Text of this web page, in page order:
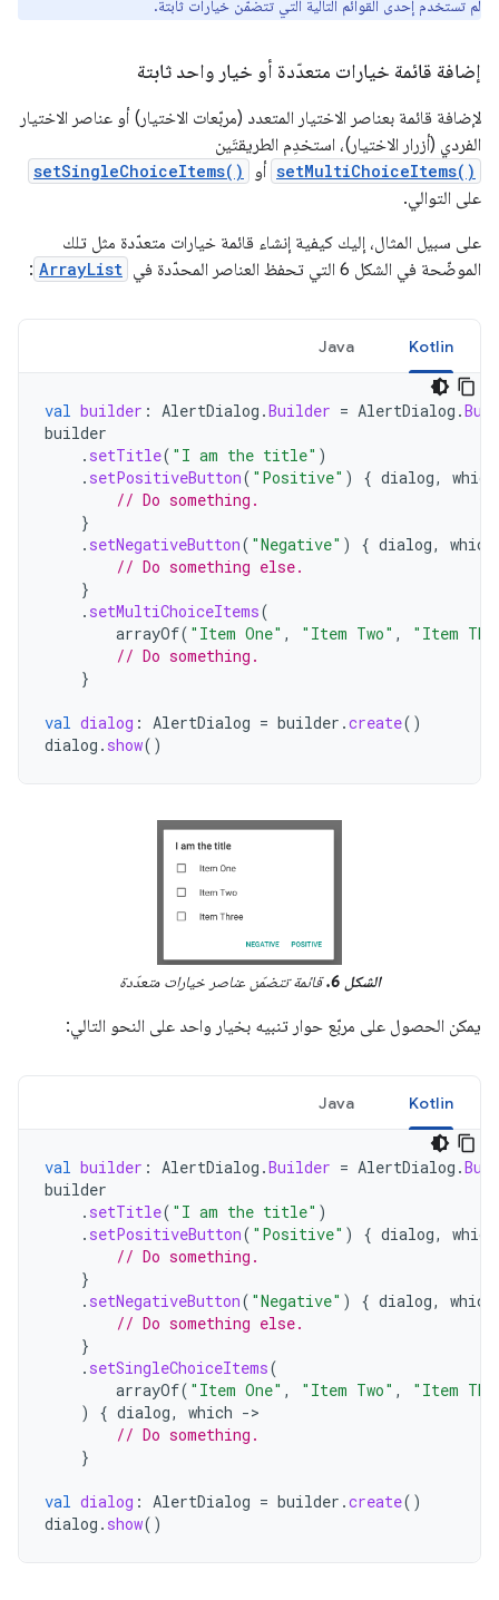
لم تستخدم إحدى القوائم التالية التي تتضمّن خيارات ثابتة.
إضافة قائمة خيارات متعدّدة أو خيار واحد ثابتة
لإضافة قائمة بعناصر الاختيار المتعدد (مربّعات الاختيار) أو عناصر الاختيار
الفردي (أزرار الاختيار)، استخدِم الطريقتَين
setMultiChoiceItems() أو setSingleChoiceItems()
على التوالي.
على سبيل المثال، إليك كيفية إنشاء قائمة خيارات متعدّدة مثل تلك
الموضّحة في الشكل 6 التي تحفظ العناصر المحدّدة في
ArrayList
:
Kotlin
Java
val builder : AlertDialog .Builder = AlertDialog .
builder
. setTitle( "I am the title" )
. setPositiveButton( "Positive" ) { dialog,
which
// Do something.
}
. setNegativeButton( "Negative" ) { dialog,
which
// Do something else.
}
. setMultiChoiceItems(
arrayOf( "Item One" , "Item Two" ,
"Item
// Do something.
}
val dialog : AlertDialog = builder .create()
dialog . show()
الشكل 6. قائمة تتضمّن عناصر خيارات متعدّدة
يمكن الحصول على مربّع حوار تنبيه بخيار واحد على النحو التالي:
Kotlin
Java
val builder : AlertDialog .Builder = AlertDialog .
builder
. setTitle( "I am the title" )
. setPositiveButton( "Positive" ) { dialog,
which
// Do something.
}
. setNegativeButton( "Negative" ) { dialog,
which
// Do something else.
}
. setSingleChoiceItems(
arrayOf( "Item One" , "Item Two" ,
"Item
)
{ dialog, which -
// Do something.
}
val dialog : AlertDialog = builder .create()
dialog . show()